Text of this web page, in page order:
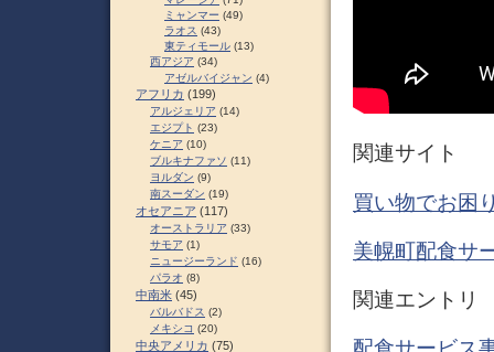
関連サイト
買い物でお困
美幌町配食サ
関連エントリ
ミャンマー (49)
ラオス (43)
東ティモール (13)
西アジア (34)
アゼルバイジャン (4)
アフリカ (199)
アルジェリア (14)
エジプト (23)
ケニア (10)
ブルキナファソ (11)
ヨルダン (9)
南スーダン (19)
オセアニア (117)
オーストラリア (33)
サモア (1)
ニュージーランド (16)
パラオ (8)
中南米 (45)
バルバドス (2)
メキシコ (20)
中央アメリカ (75)